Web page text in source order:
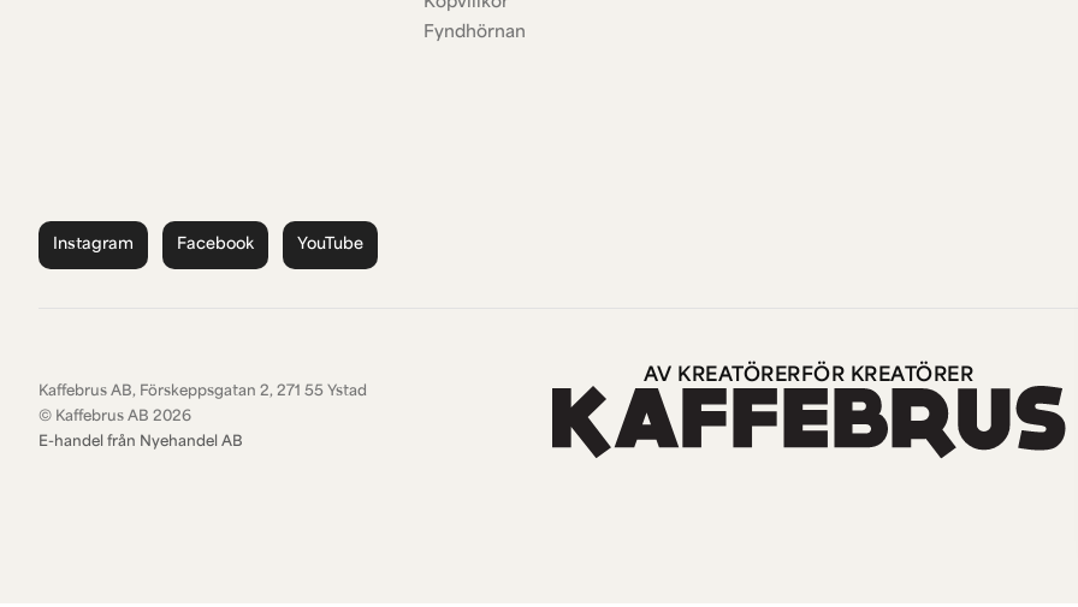
Fyndhörnan
Instagram Facebook YouTube
Kaffebrus AB, Förskeppsgatan 2, 271 55 Ystad
© Kaffebrus AB 2026
E-handel från Nyehandel AB
AV KREATÖRER FÖR KREATÖRER